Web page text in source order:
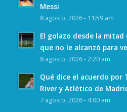
Messi
8 agosto, 2026 - 11:59 am
El golazo desde la mitad
que no le alcanzó para
8 agosto, 2026 - 2:20 am
Qué dice el acuerdo por
River y Atlético de
7 agosto, 2026 - 4:00 am